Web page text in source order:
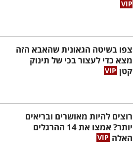
צפו בשיטה הגאונית שהאבא הזה
מצא כדי לעצור בכי של תינוק
קטן
רוצים להיות מאושרים ובריאים
יותר? אמצו את 14 ההרגלים
האלה